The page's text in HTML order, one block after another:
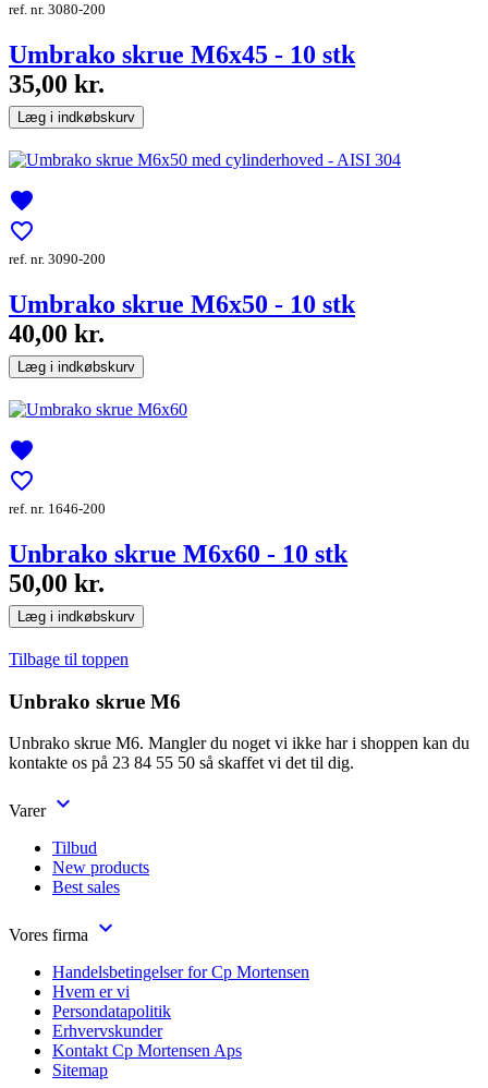
ref. nr. 3080-200
Umbrako skrue M6x45 - 10 stk
35,00 kr.
Læg i indkøbskurv
favorite
favorite_border
ref. nr. 3090-200
Umbrako skrue M6x50 - 10 stk
40,00 kr.
Læg i indkøbskurv
favorite
favorite_border
ref. nr. 1646-200
Unbrako skrue M6x60 - 10 stk
50,00 kr.
Læg i indkøbskurv
Tilbage til toppen
Unbrako skrue M6
Unbrako skrue M6. Mangler du noget vi ikke har i shoppen kan du
kontakte os på 23 84 55 50 så skaffet vi det til dig.
Varer 
Tilbud
New products
Best sales
Vores firma 
Handelsbetingelser for Cp Mortensen
Hvem er vi
Persondatapolitik
Erhvervskunder
Kontakt Cp Mortensen Aps
Sitemap